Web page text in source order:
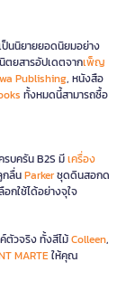
ป็นนิยายยอดนิยมอย่าง
ตยสารอัปเดตจากเพ็ญ
Publishing, หนังสือ
ทั้งหมดนี้สามารถซื้อ
บครัน B2S มีเครื่อง
กลื่นParkerชุดดินสอกด
กใช้ได้อย่างจุใจ
ตัวจริง ทั้งสีไม้Colleen,
MARTEให้คุณ